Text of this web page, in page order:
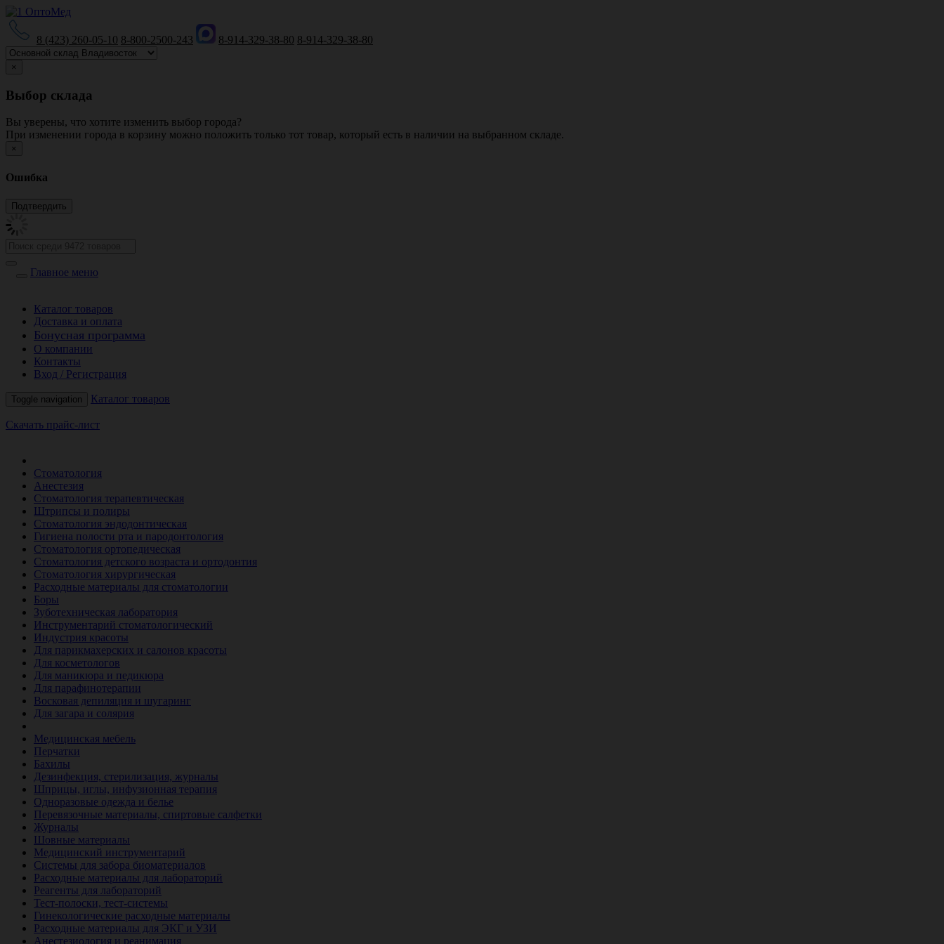
8 (423) 260-05-10 8-800-2500-243 8-914-329-38-80 8-914-329-38-80
×
Выбор склада
Вы уверены, что хотите изменить выбор города?
При изменении города в корзину можно положить только тот товар, который есть в наличии на выбранном складе.
×
Ошибка
Главное меню
Каталог товаров
Доставка и оплата
Бонусная программа
О компании
Контакты
Вход / Регистрация
Toggle navigation Каталог товаров
Скачать прайс-лист
Стоматология
Анестезия
Стоматология терапевтическая
Штрипсы и полиры
Стоматология эндодонтическая
Гигиена полости рта и пародонтология
Стоматология ортопедическая
Стоматология детского возраста и ортодонтия
Стоматология хирургическая
Расходные материалы для стоматологии
Боры
Зуботехническая лаборатория
Инструментарий стоматологический
Индустрия красоты
Для парикмахерских и салонов красоты
Для косметологов
Для маникюра и педикюра
Для парафинотерапии
Восковая депиляция и шугаринг
Для загара и солярия
Медицинская мебель
Перчатки
Бахилы
Дезинфекция, стерилизация, журналы
Шприцы, иглы, инфузионная терапия
Одноразовые одежда и белье
Перевязочные материалы, спиртовые салфетки
Журналы
Шовные материалы
Медицинский инструментарий
Системы для забора биоматериалов
Расходные материалы для лабораторий
Реагенты для лабораторий
Тест-полоски, тест-системы
Гинекологические расходные материалы
Расходные материалы для ЭКГ и УЗИ
Анестезиология и реанимация